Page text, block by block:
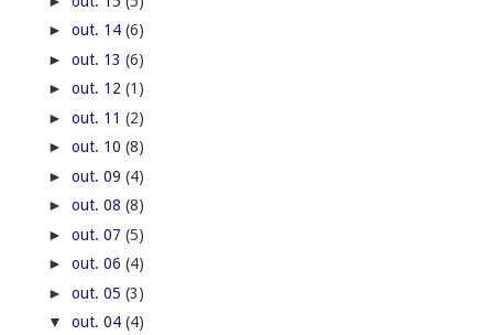
► out. 14 (6)
► out. 13 (6)
► out. 12 (1)
► out. 11 (2)
► out. 10 (8)
► out. 09 (4)
► out. 08 (8)
► out. 07 (5)
► out. 06 (4)
► out. 05 (3)
▼ out. 04 (4)